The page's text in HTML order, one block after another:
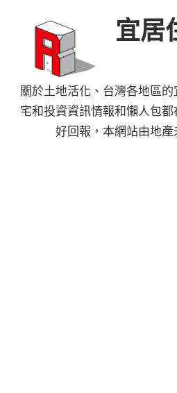
宜居
關於土地活化、台灣各地區
宅和投資資訊情報和懶人包
好回報，本網站由地